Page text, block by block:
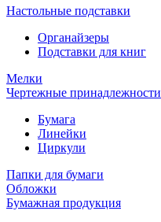
Настольные подставки
Органайзеры
Подставки для книг
Мелки
Чертежные принадлежности
Бумага
Линейки
Циркули
Папки для бумаги
Обложки
Бумажная продукция